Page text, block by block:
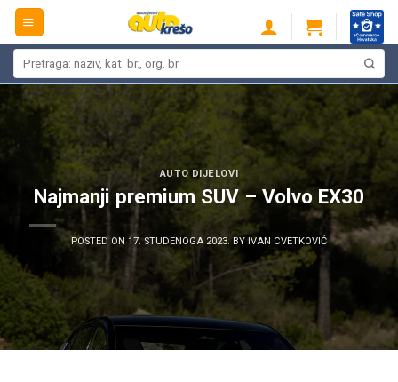
Skip
content
AUTO DIJELOVI
Najmanji premium SUV – Volvo EX30
POSTED ON 17. STUDENOGA 2023. BY IVAN CVETKOVIĆ